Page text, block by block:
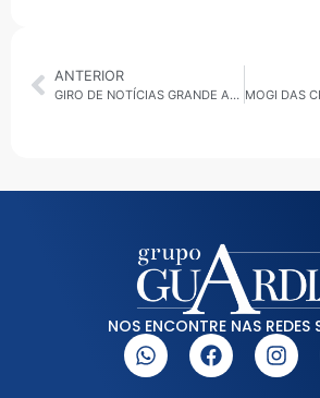
ANTERIOR
GIRO DE NOTÍCIAS GRANDE ABC – 22/08/2025
NOS ENCONTRE NAS REDES